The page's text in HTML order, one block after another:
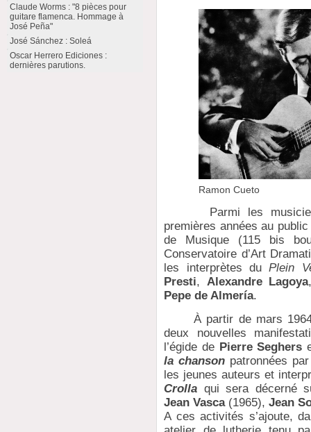
Ramon Cueto
Parmi les musiciens
premières années au
de Musique (115 bis
Conservatoire d’Art
les interprètes duPlein
Presti, Alexandre Lagoya
Pepe de Almería.
À partir de mars 1964
deux nouvelles
l’égide de Pierre Seghers
la chanson patronnées
les jeunes auteurs et
Crolla qui sera décerné
Jean Vasca(1965),Jean
A ces activités s’ajoute,
Claude Worms : "8 pièces pour
guitare flamenca. Hommage à
José Peña"
José Sánchez : Soleá
Oscar Herrero Ediciones :
dernières parutions.